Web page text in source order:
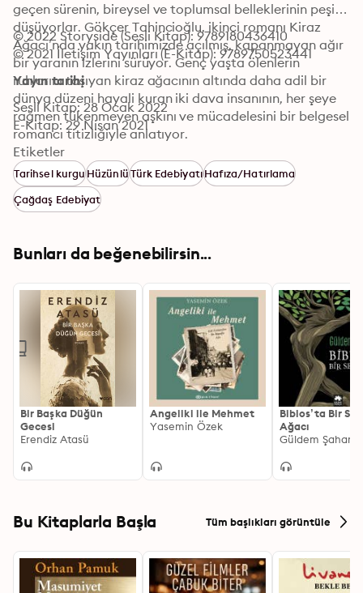
geçen sürenin, bireysel ve toplumsal belleklerinin peşine
düşüyorlar. Gökçer Tahincioğlu, ikinci romanı Kiraz
Ağacı’nda yakın tarihimizde açılmış, kapanmayan ağır
bir yaranın izlerini sürüyor. Genç yaşta ölenlerin
ruhlarını taşıyan kiraz ağacının altında daha adil bir
dünya düzeni hayali kuran iki dava insanının, her şeye
rağmen tükenmeyen aşkını ve mücadelesini bir belgesel
romancı titizliğiyle anlatıyor.
© 2022 Storyside (Sesli Kitap): 9789180436410
© 2021 İletişim Yayınları (E-Kitap): 9789750523441
Yayın tarihi
Sesli Kitap: 28 Ocak 2022
E-Kitap: 29 Nisan 2021
Etiketler
Tarihsel kurguHüzünlüTürk EdebiyatıHafıza/Hatırlama
Çağdaş Edebiyat
Bunları da beğenebilirsin...
Bir Başka Düğün
Gecesi
Erendiz Atasü
Angeliki ile Mehmet
Yasemin Özek
Biblos’ta Bir
Ağacı
Güldem Şahan
Bu Kitaplarla Başla Tüm başlıkları görüntüle